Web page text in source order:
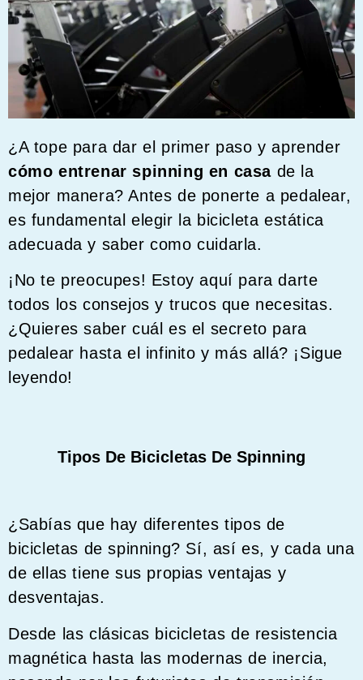
¿A tope para dar el primer paso y aprender
cómo entrenar spinning en casa de la
mejor manera? Antes de ponerte a pedalear,
es fundamental elegir la bicicleta estática
adecuada y saber como cuidarla.
¡No te preocupes! Estoy aquí para darte
todos los consejos y trucos que necesitas.
¿Quieres saber cuál es el secreto para
pedalear hasta el infinito y más allá? ¡Sigue
leyendo!
Tipos De Bicicletas De Spinning
¿Sabías que hay diferentes tipos de
bicicletas de spinning? Sí, así es, y cada una
de ellas tiene sus propias ventajas y
desventajas.
Desde las clásicas bicicletas de resistencia
magnética hasta las modernas de inercia,